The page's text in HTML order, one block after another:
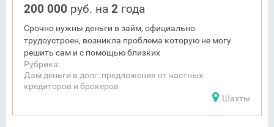
200 000 руб. на 2 года
Срочно нужны деньги в займ, официально
трудоустроен, возникла проблема которую не могу
решить сам и с помощью близких
Рубрика:
Дам деньги в долг: предложения от частных
кредиторов и брокеров
Шахты